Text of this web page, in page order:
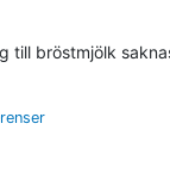
till bröstmjölk